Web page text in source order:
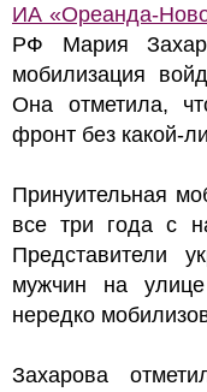
ИА «Ореанда-
РФ Мария
мобилизация
Она отметила,
фронт без какой-
Принуительная
все три года с
Представители
мужчин на
нередко
Захарова